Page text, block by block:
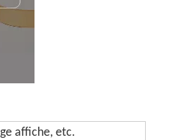
affiche, etc.